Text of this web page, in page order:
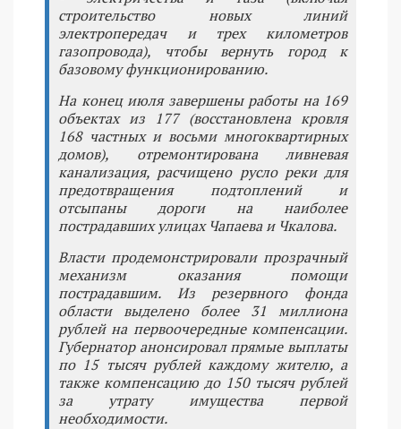
строительство новых линий
электропередач и трех километров
газопровода), чтобы вернуть город к
базовому функционированию.
На конец июля завершены работы на 169
объектах из 177 (восстановлена кровля
168 частных и восьми многоквартирных
домов), отремонтирована ливневая
канализация, расчищено русло реки для
предотвращения подтоплений и
отсыпаны дороги на наиболее
пострадавших улицах Чапаева и Чкалова.
Власти продемонстрировали прозрачный
механизм оказания помощи
пострадавшим. Из резервного фонда
области выделено более 31 миллиона
рублей на первоочередные компенсации.
Губернатор анонсировал прямые выплаты
по 15 тысяч рублей каждому жителю, а
также компенсацию до 150 тысяч рублей
за утрату имущества первой
необходимости.